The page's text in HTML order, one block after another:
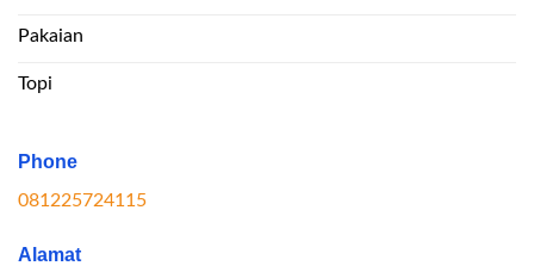
Pakaian
Topi
Phone
081225724115
Alamat